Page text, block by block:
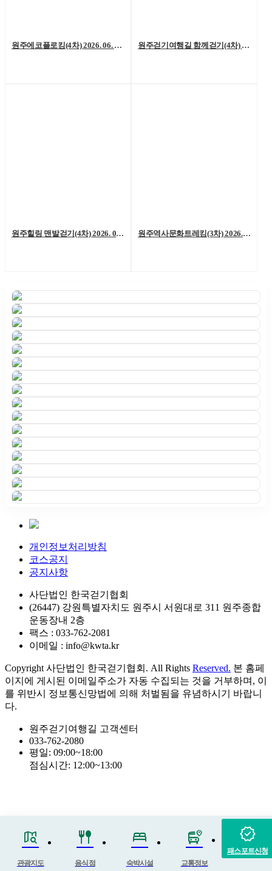
원주에코플로킹(4차) 2026. 06. 20. (토) 원주걷기여행길 함께걷기(4차) 2026. 6. 13.(토)
원주힐링 맨발걷기(4차) 2026. 06. 06. (토) 원주역사문화트레킹(3차) 2026. 05. 23.(토)
개인정보처리방침
코스공지
공지사항
사단법인 한국걷기협회
(26447) 강원특별자치도 원주시 서원대로 311 원주종합
운동장내 2층
팩스 : 033-762-2081
이메일 : info@kwta.kr
Copyright 사단법인 한국걷기협회. All Rights Reserved. 본 홈페
이지에 게시된 이메일주소가 자동 수집되는 것을 거부하며, 이
를 위반시 정보통신망법에 의해 처벌됨을 유념하시기 바랍니
다.
원주걷기여행길 고객센터
033-762-2080
평일: 09:00~18:00
점심시간: 12:00~13:00
map_search
관광지도
fork_spoon
음식점
bed
숙박시설
bus_map_pin
교통정보
verified
패스포트신청